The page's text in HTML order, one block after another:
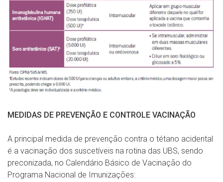
MEDIDAS DE PREVENÇÃO E CONTROLE VACINAÇÃO
A principal medida de prevenção contra o tétano acidental
é a vacinação dos suscetíveis na rotina das UBS, sendo
preconizada, no Calendário Básico de Vacinação do
Programa Nacional de Imunizações: